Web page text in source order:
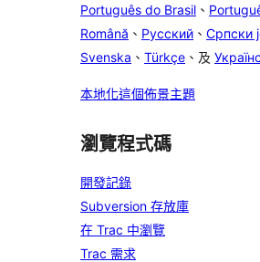
Português do Brasil 、
Română 、 Русский 、 Српски
Svenska 、 Türkçe 、及
本地化這個佈景主題
瀏覽程式碼
開發記錄
Subversion 存放庫
在 Trac 中瀏覽
Trac 需求